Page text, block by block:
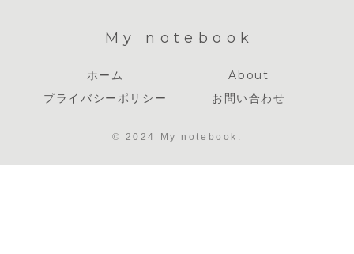
My notebook
ホーム
About
プライバシーポリシー
お問い合わせ
© 2024 My notebook.